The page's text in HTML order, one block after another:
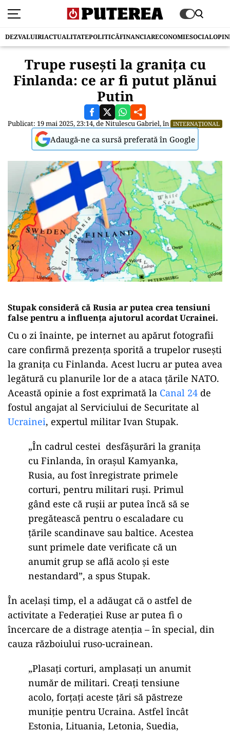
DEZVALUIRIACTUALITATEPOLITICĂFINANCIARECONOMIESOCIAL
Trupe rusești la granița cu
Finlanda: ce ar fi putut plănui
Putin
Publicat: 19 mai 2025, 23:14, deNitulescu Gabriel, în INTERNAȚIONAL
Adaugă-ne ca sursă preferată în Google
Stupak consideră că Rusia ar putea crea tensiuni
false pentru a influența ajutorul acordat Ucrainei.
Cu o zi înainte, pe internet au apărut fotografii
care confirmă prezența sporită a trupelor rusești
la granița cu Finlanda. Acest lucru ar putea avea
legătură cu planurile lor de a ataca țările NATO.
Această opinie a fost exprimată la Canal 24 de
fostul angajat al Serviciului de Securitate al
Ucrainei, expertul militar Ivan Stupak.
„În cadrul cestei desfășurări la granița
cu Finlanda, în orașul Kamyanka,
Rusia, au fost înregistrate primele
corturi, pentru militari ruși. Primul
gând este că rușii ar putea încă să se
pregătească pentru o escaladare cu
țările scandinave sau baltice. Acestea
sunt primele date verificate că un
anumit grup se află acolo și este
nestandard”, a spus Stupak.
În același timp, el a adăugat că o astfel de
activitate a Federației Ruse ar putea fi o
încercare de a distrage atenția – în special, din
cauza războiului ruso-ucrainean.
„Plasați corturi, amplasați un anumit
număr de militari. Creați tensiune
acolo, forțați aceste țări să păstreze
muniție pentru Ucraina. Astfel încât
Estonia, Lituania, Letonia, Suedia,